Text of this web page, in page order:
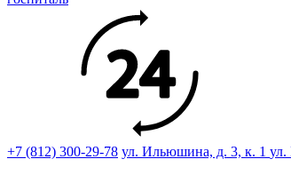
+7 (812) 300-29-78 ул. Ильюшина, д. 3, к. 1 ул.